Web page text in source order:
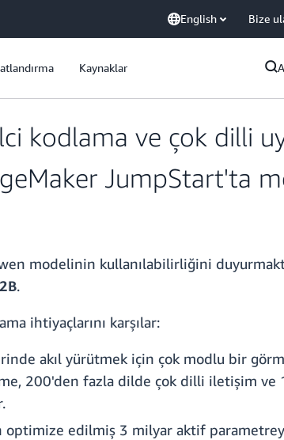
English Bize
Kaynaklar
kodlama ve çok dilli
JumpStart'ta
modelinin kullanılabilirliğini
.
ihtiyaçlarını karşılar:
akıl yürütmek için çok modlu bir
200'den fazla dilde çok dilli iletişim
optimize edilmiş 3 milyar aktif